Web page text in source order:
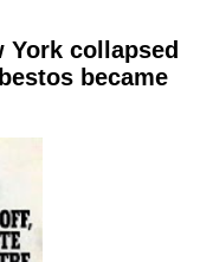
York collapsed
became